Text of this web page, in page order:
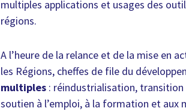
multiples applications et usages des
régions.
A l’heure de la relance et de la mise en
les Régions, cheffes de file du
multiples : réindustrialisation,
soutien à l’emploi, à la formation et aux